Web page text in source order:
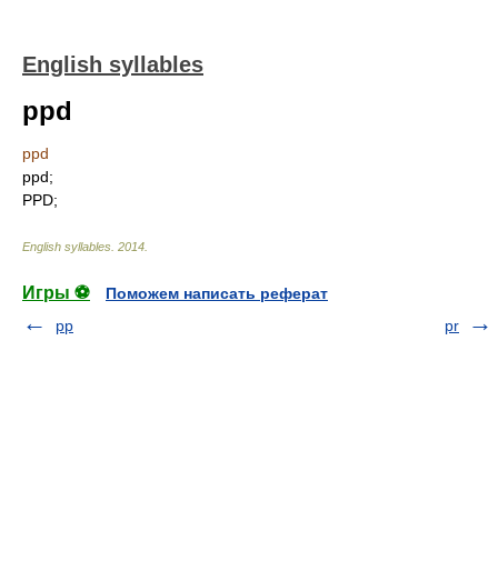
English syllables
ppd
ppd
ppd;
PPD;
English syllables 2014
Игры ⚽
Поможем написать реферат
pp
pr